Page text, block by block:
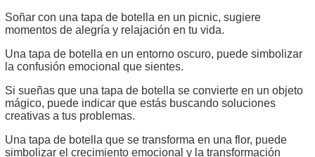
Soñar con una tapa de botella en un picnic, sugiere
momentos de alegría y relajación en tu vida.
Una tapa de botella en un entorno oscuro, puede simbolizar
la confusión emocional que sientes.
Si sueñas que una tapa de botella se convierte en un objeto
mágico, puede indicar que estás buscando soluciones
creativas a tus problemas.
Una tapa de botella que se transforma en una flor, puede
simbolizar el crecimiento emocional y la transformación